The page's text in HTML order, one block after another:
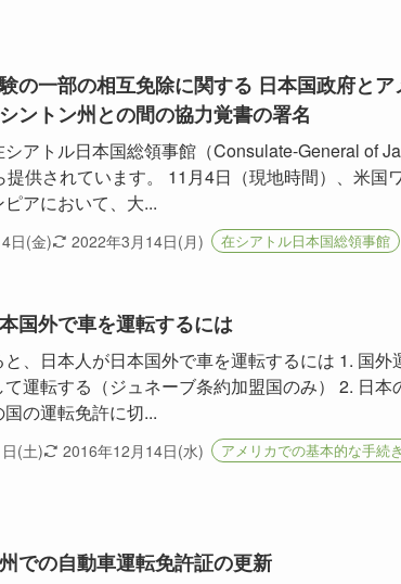
の一部の相互免除に関する 日本国政府とア
ントン州との間の協力覚書の署名
シアトル日本国総領事館（Consulate-General of
提供されています。 11月4日（現地時間）、米国
ピアにおいて、大...
日(金) 2022年3月14日(月) 在シアトル日本国総領事館
国外で車を運転するには
、日本人が日本国外で車を運転するには 1. 国外
運転する（ジュネーブ条約加盟国のみ） 2. 日本
の運転免許に切...
(土) 2016年12月14日(水) アメリカでの基本的な手続き
での自動車運転免許証の更新